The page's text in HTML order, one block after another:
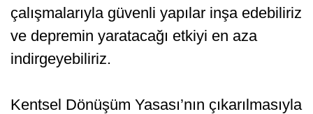
çalışmalarıyla güvenli yapılar inşa edebiliriz
ve depremin yaratacağı etkiyi en aza
indirgeyebiliriz.
Kentsel Dönüşüm Yasası’nın çıkarılmasıyla